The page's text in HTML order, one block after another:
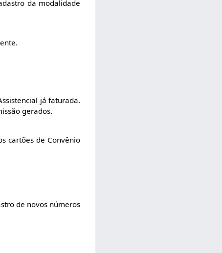
da modalidade
já faturada.
gerados.
cartões de Convênio
de novos números